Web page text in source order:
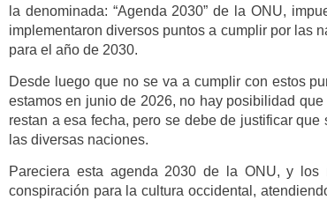
la denominada: “Agenda 2030” de la ONU,
implementaron diversos puntos a cumplir por las
para el año de 2030.
Desde luego que no se va a cumplir con estos
estamos en junio de 2026, no hay posibilidad
restan a esa fecha, pero se debe de justificar
las diversas naciones.
Pareciera esta agenda 2030 de la ONU, y
conspiración para la cultura occidental,